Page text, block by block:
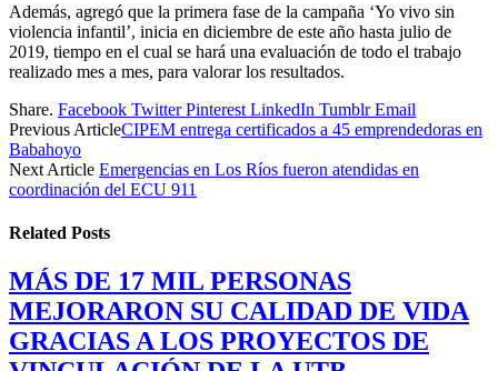
Además, agregó que la primera fase de la campaña ‘Yo vivo sin
violencia infantil’, inicia en diciembre de este año hasta julio de
2019, tiempo en el cual se hará una evaluación de todo el trabajo
realizado mes a mes, para valorar los resultados.
Share. Facebook Twitter Pinterest LinkedIn Tumblr Email
Previous ArticleCIPEM entrega certificados a 45 emprendedoras en
Babahoyo
Next Article Emergencias en Los Ríos fueron atendidas en
coordinación del ECU 911
Related Posts
MÁS DE 17 MIL PERSONAS
MEJORARON SU CALIDAD DE VIDA
GRACIAS A LOS PROYECTOS DE